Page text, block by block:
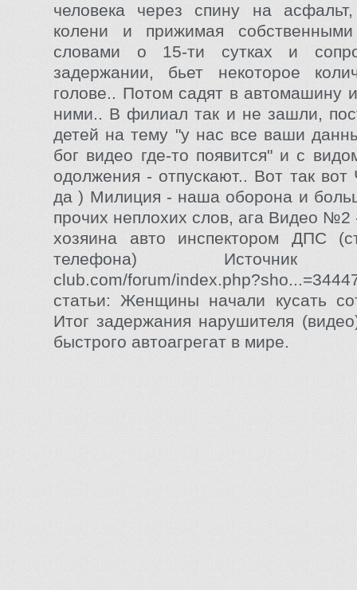
человека через спину на
колени и прижимая
словами о 15-ти сутках и
задержании, бьет некоторое
голове.. Потом садят в автомашину
ними.. В филиал так и не зашли,
детей на тему "у нас все ваши
бог видео где-то появится" и с
одолжения - отпускают.. Вот так вот
да ) Милиция - наша оборона и
прочих неплохих слов, ага Видео №2
хозяина авто инспектором ДПС
телефона) Источник
club.com/forum/
статьи: Женщины начали кусать
Итог задержания нарушителя
быстрого автоагрегат в мире.